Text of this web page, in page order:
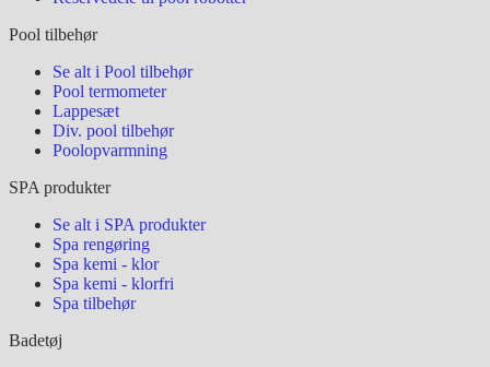
Pool tilbehør
Se alt i Pool tilbehør
Pool termometer
Lappesæt
Div. pool tilbehør
Poolopvarmning
SPA produkter
Se alt i SPA produkter
Spa rengøring
Spa kemi - klor
Spa kemi - klorfri
Spa tilbehør
Badetøj